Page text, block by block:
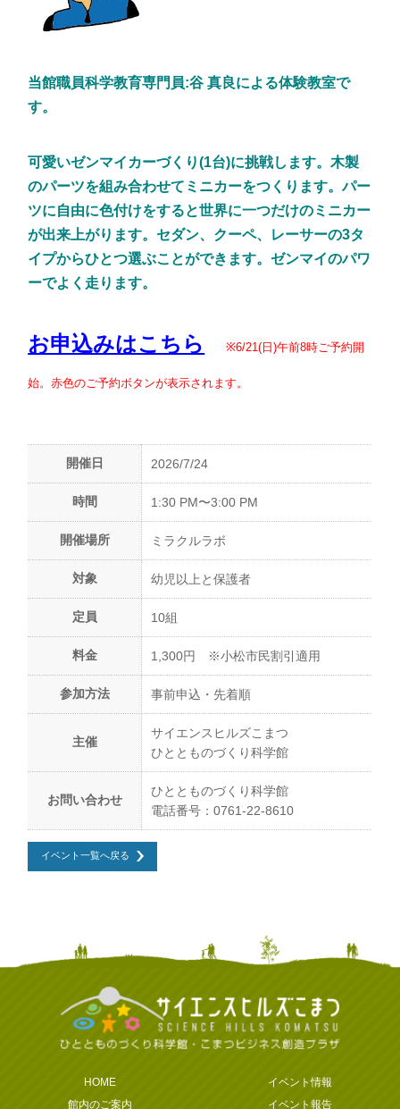
当館職員科学教育専門員:谷 真良による体験教室で
す。
可愛いゼンマイカーづくり(1台)に挑戦します。木製
のパーツを組み合わせてミニカーをつくります。パー
ツに自由に色付けをすると世界に一つだけのミニカー
が出来上がります。セダン、クーペ、レーサーの3タ
イプからひとつ選ぶことができます。ゼンマイのパワ
ーでよく走ります。
お申込みはこちら ※6/21(日)午前8時ご予約開
始。赤色のご予約ボタンが表示されます。
開催日 2026/7/24
時間 1:30 PM〜3:00 PM
開催場所 ミラクルラボ
対象 幼児以上と保護者
定員 10組
料金 1,300円 ※小松市民割引適用
参加方法 事前申込・先着順
主催
サイエンスヒルズこまつ
ひととものづくり科学館
お問い合わせ
ひととものづくり科学館
電話番号：0761-22-8610
イベント一覧へ戻る
HOME
イベント情報
館内のご案内
イベント報告